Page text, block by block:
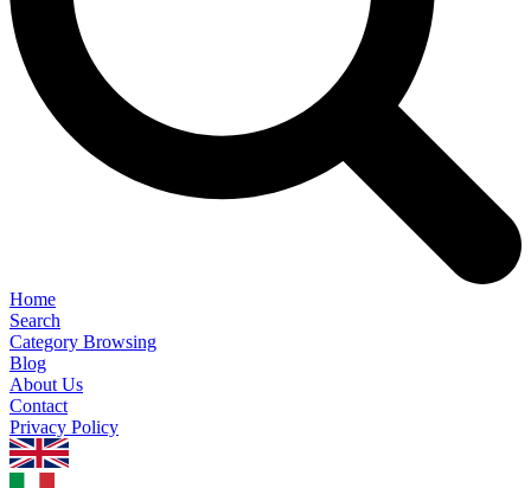
Home
Search
Category Browsing
Blog
About Us
Contact
Privacy Policy